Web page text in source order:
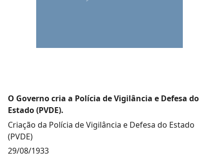
O Governo cria a Polícia de Vigilância e Defesa do
Estado (PVDE).
Criação da Polícia de Vigilância e Defesa do Estado
(PVDE)
29/08/1933